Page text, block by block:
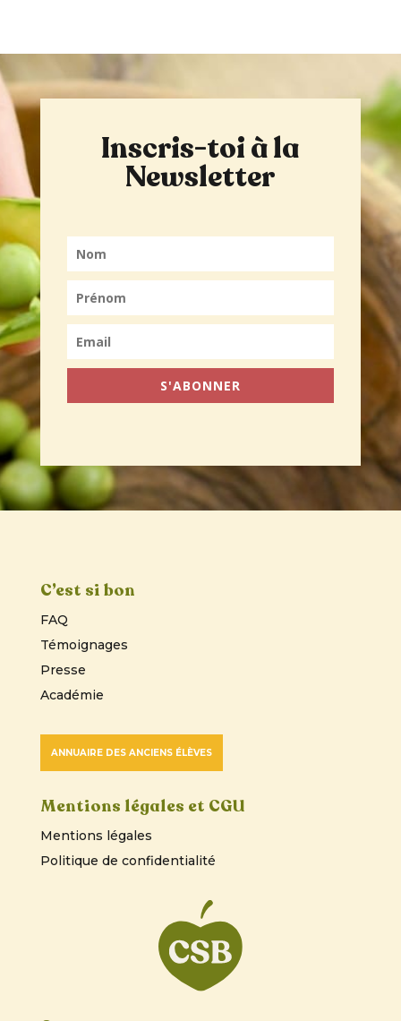
Inscris-toi à la
Newsletter
S'ABONNER
C’est si bon
FAQ
Témoignages
Presse
Académie
ANNUAIRE DES ANCIENS ÉLÈVES
Mentions légales et CGU
Mentions légales
Politique de confidentialité